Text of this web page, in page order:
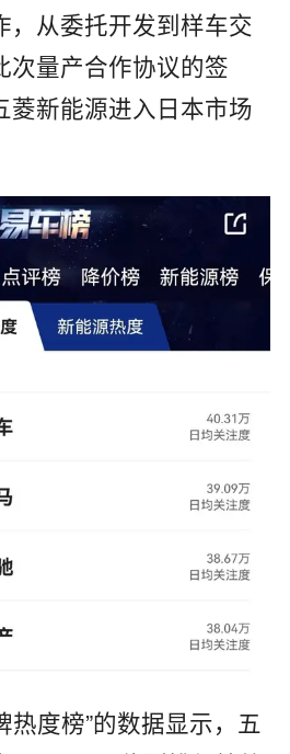
，从委托开发到样车交
次量产合作协议的签
菱新能源进入日本市场
热度榜”的数据显示，五